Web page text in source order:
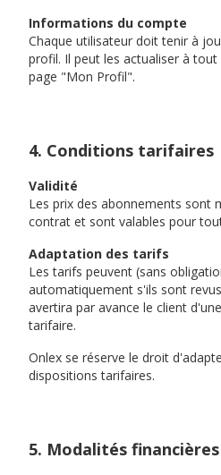
Informations du compte
Chaque utilisateur doit tenir à
profil. Il peut les actualiser à
page "Mon Profil".
4. Conditions tarifaires
Validité
Les prix des abonnements sont
contrat et sont valables pour
Adaptation des tarifs
Les tarifs peuvent (sans
automatiquement s'ils sont
avertira par avance le client
tarifaire.
Onlex se réserve le droit
dispositions tarifaires.
5. Modalités financières